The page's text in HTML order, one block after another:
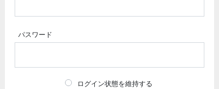
パスワード
ログイン状態を維持する